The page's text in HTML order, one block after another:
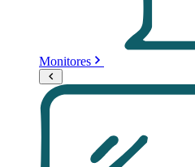
Monitores